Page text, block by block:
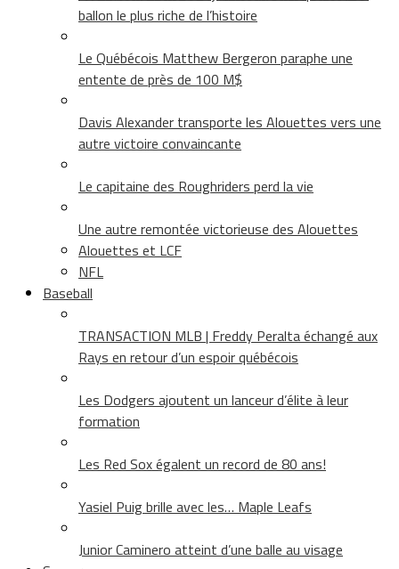
ballon le plus riche de l’histoire
Le Québécois Matthew Bergeron paraphe une
entente de près de 100 M$
Davis Alexander transporte les Alouettes vers une
autre victoire convaincante
Le capitaine des Roughriders perd la vie
Une autre remontée victorieuse des Alouettes
Alouettes et LCF
NFL
Baseball
TRANSACTION MLB | Freddy Peralta échangé aux
Rays en retour d’un espoir québécois
Les Dodgers ajoutent un lanceur d’élite à leur
formation
Les Red Sox égalent un record de 80 ans!
Yasiel Puig brille avec les… Maple Leafs
Junior Caminero atteint d’une balle au visage